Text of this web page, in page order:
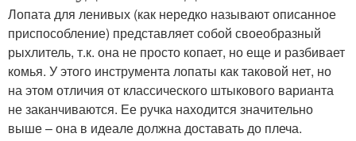
Лопата для ленивых (как нередко называют описанное
приспособление) представляет собой своеобразный
рыхлитель, т.к. она не просто копает, но еще и разбивает
комья. У этого инструмента лопаты как таковой нет, но
на этом отличия от классического штыкового варианта
не заканчиваются. Ее ручка находится значительно
выше – она в идеале должна доставать до плеча.